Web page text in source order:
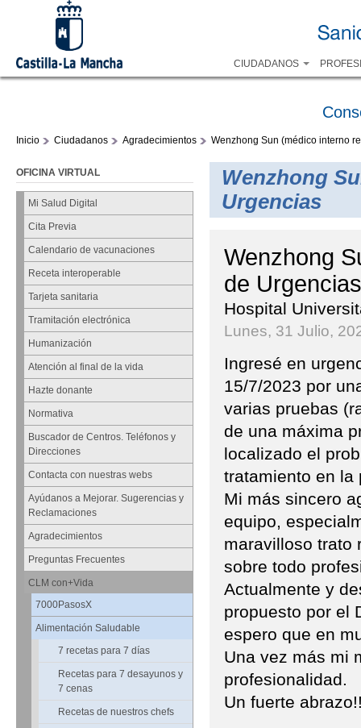
CIUDADANOS
Inicio Ciudadanos Agradecimientos Wenzhong Sun (médico interno
OFICINA VIRTUAL
Mi Salud Digital
Cita Previa
Calendario de vacunaciones
Receta interoperable
Tarjeta sanitaria
Tramitación electrónica
Humanización
Atención al final de la vida
Hazte donante
Normativa
Buscador de Centros. Teléfonos y
Direcciones
Contacta con nuestras webs
Ayúdanos a Mejorar. Sugerencias y
Reclamaciones
Agradecimientos
Preguntas Frecuentes
CLM con+Vida
7000PasosX
Alimentación Saludable
7 recetas para 7 días
Recetas para 7 desayunos y
7 cenas
Recetas de nuestros chefs
Wenzhong
Urgencias
Wenzhong
de Urgencias
Hospital
Lunes, 31 Julio,
Ingresé en
15/7/2023 por
varias pruebas
de una máxima
localizado el
tratamiento en la
Mi más sincero
equipo,
maravilloso trato
sobre todo
Actualmente y
propuesto por el
espero que en
Una vez más mi
profesionalidad.
Un fuerte